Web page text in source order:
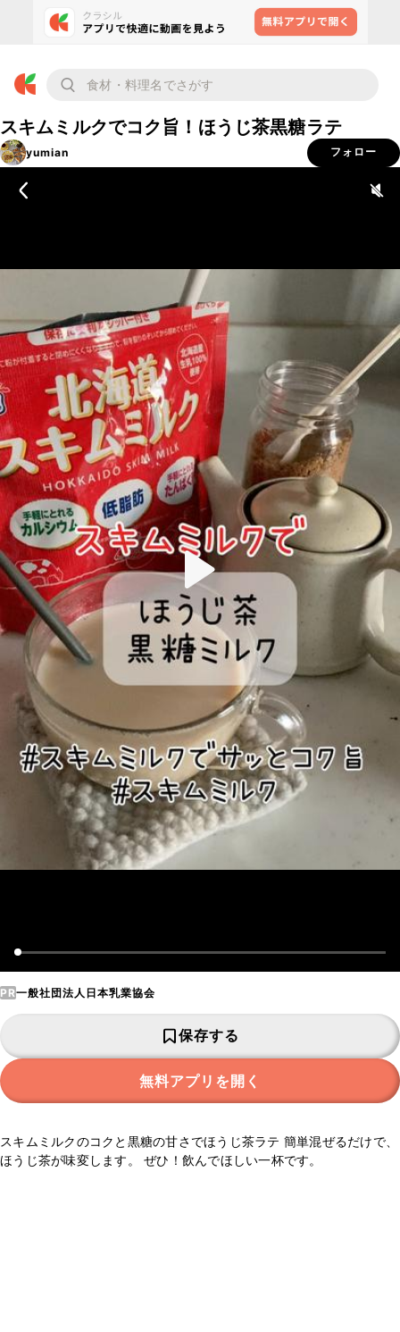
スキムミルクでコク旨！ほうじ茶黒糖ラテ
yumian フォロー
PR一般社団法人日本乳業協会
保存する
無料アプリを開く
スキムミルクのコクと黒糖の甘さでほうじ茶ラテ 簡単混ぜるだけで、
ほうじ茶が味変します。 ぜひ！飲んでほしい一杯です。